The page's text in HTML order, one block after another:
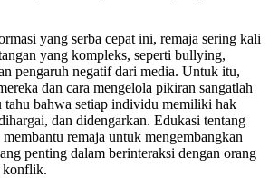
yang serba cepat ini, remaja sering kali
yang kompleks, seperti bullying,
pengaruh negatif dari media. Untuk itu,
dan cara mengelola pikiran sangatlah
tahu bahwa setiap individu memiliki hak
dan didengarkan. Edukasi tentang
remaja untuk mengembangkan
penting dalam berinteraksi dengan orang
konflik.